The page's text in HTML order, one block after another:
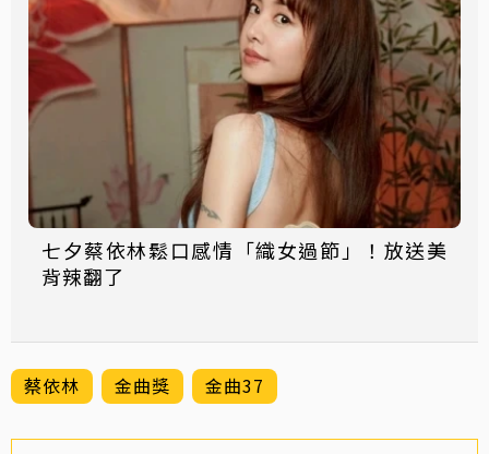
七夕蔡依林鬆口感情「織女過節」！放送美
背辣翻了
蔡依林 金曲獎 金曲37